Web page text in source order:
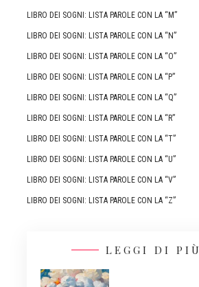
LIBRO DEI SOGNI: LISTA PAROLE CON LA “M”
LIBRO DEI SOGNI: LISTA PAROLE CON LA “N”
LIBRO DEI SOGNI: LISTA PAROLE CON LA “O”
LIBRO DEI SOGNI: LISTA PAROLE CON LA “P”
LIBRO DEI SOGNI: LISTA PAROLE CON LA “Q”
LIBRO DEI SOGNI: LISTA PAROLE CON LA “R”
LIBRO DEI SOGNI: LISTA PAROLE CON LA “T”
LIBRO DEI SOGNI: LISTA PAROLE CON LA “U”
LIBRO DEI SOGNI: LISTA PAROLE CON LA “V”
LIBRO DEI SOGNI: LISTA PAROLE CON LA “Z”
LEGGI DI PIÙ